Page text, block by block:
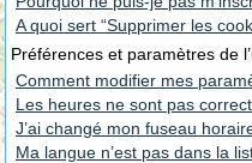
A quoi sert “Supprimer les
Préférences et paramètres de
Comment modifier mes
Les heures ne sont pas
J’ai changé mon fuseau
Ma langue n’est pas dans la